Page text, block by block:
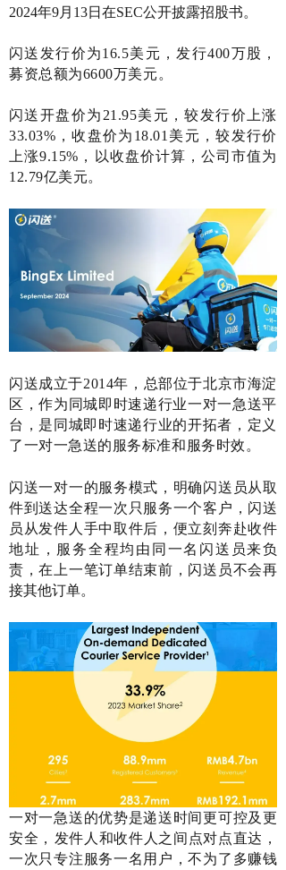
2024年9月13日在SEC公开披露招股书。
闪送 发行价为16.5美元，发行400万股，
募资总额为6600万美元。
闪送开盘价为21.95美元，较发行价上涨
33.03% ，收盘价为18.01美元，较发行价
上涨9.15%，以收盘价计算，公司市值为
12.79亿美元。
闪送成立于2014年，总部位于北京市海淀
区，作为同城即时速递行业一对一急送平
台，是同城即时速递行业的开拓者，定义
了一对一急送的服务标准和服务时效。
闪送一对一的服务模式，明确闪送员从取
件到送达全程一次只服务一个客户，闪送
员从发件人手中取件后，便立刻奔赴收件
地址，服务全程均由同一名闪送员来负
责，在上一笔订单结束前，闪送员不会再
接其他订单。
一对一急送的优势是递送时间更可控及更
安全 ， 发件人和收件人之间点对点直达，
一次只专注服务一名用户，不为了多赚钱